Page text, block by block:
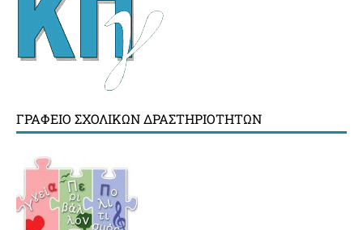
ΓΡΑΦΕΊΟ ΣΧΟΛΙΚΏΝ ΔΡΑΣΤΗΡΙΟΤΉΤΩΝ